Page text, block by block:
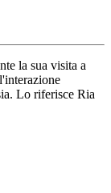
la sua visita a
Lo riferisce Ria